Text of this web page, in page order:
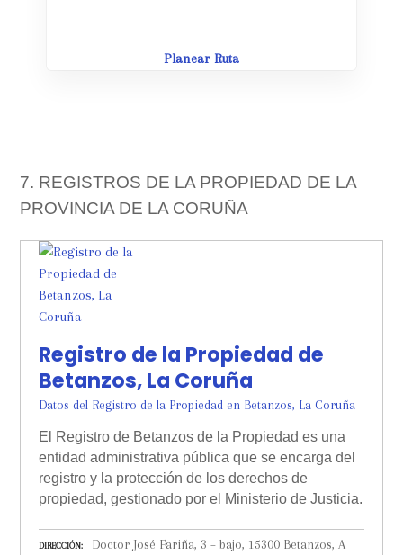
Planear Ruta
7. REGISTROS DE LA PROPIEDAD DE LA
PROVINCIA DE LA CORUÑA
Registro de la Propiedad de
Betanzos, La Coruña
Datos del Registro de la Propiedad en Betanzos, La Coruña
El Registro de Betanzos de la Propiedad es una
entidad administrativa pública que se encarga del
registro y la protección de los derechos de
propiedad, gestionado por el Ministerio de Justicia.
DIRECCIÓN
Doctor José Fariña, 3 – bajo, 15300 Betanzos, A